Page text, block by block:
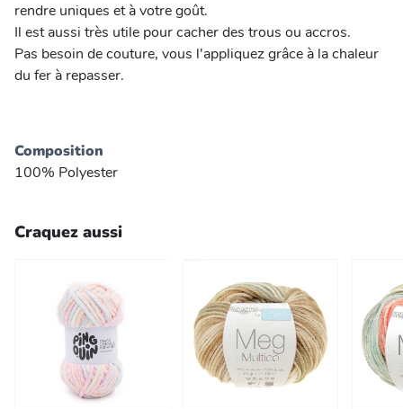
rendre uniques et à votre goût.
Il est aussi très utile pour cacher des trous ou accros.
Pas besoin de couture, vous l'appliquez grâce à la chaleur
du fer à repasser.
Composition
100% Polyester
Craquez aussi